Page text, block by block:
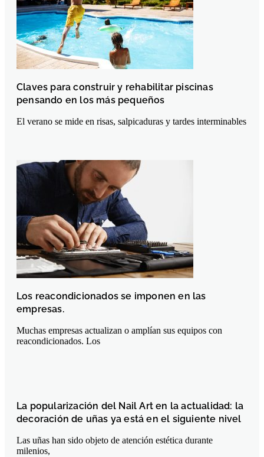
Claves para construir y rehabilitar piscinas
pensando en los más pequeños
El verano se mide en risas, salpicaduras y tardes interminables
Los reacondicionados se imponen en las
empresas.
Muchas empresas actualizan o amplían sus equipos con
reacondicionados. Los
La popularización del Nail Art en la actualidad: la
decoración de uñas ya está en el siguiente nivel
Las uñas han sido objeto de atención estética durante
milenios,